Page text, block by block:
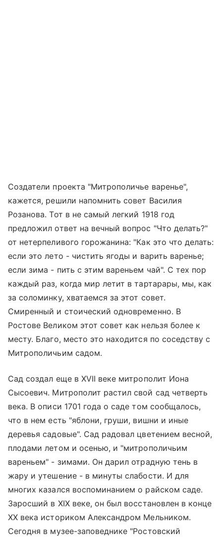
Создатели проекта "Митрополичье варенье",
кажется, решили напомнить совет Василия
Розанова. Тот в не самый легкий 1918 год
предложил ответ на вечный вопрос "Что делать?"
от нетерпеливого горожанина: "Как это что делать:
если это лето - чистить ягоды и варить варенье;
если зима - пить с этим вареньем чай". С тех пор
каждый раз, когда мир летит в тартарары, мы, как
за соломинку, хватаемся за этот совет.
Смиренный и стоический одновременно. В
Ростове Великом этот совет как нельзя более к
месту. Благо, место это находится по соседству с
Митрополичьим садом.
Сад создал еще в XVII веке митрополит Иона
Сысоевич. Митрополит растил свой сад четверть
века. В описи 1701 года о саде том сообщалось,
что в нем есть "яблони, груши, вишни и иные
деревья садовые". Сад радовал цветением весной,
плодами летом и осенью, и "митрополичьим
вареньем" - зимами. Он дарил отрадную тень в
жару и утешение - в минуты слабости. И для
многих казался воспоминанием о райском саде.
Заросший в XIX веке, он был восстановлен в конце
ХХ века историком Александром Мельником.
Сегодня в музее-заповеднике "Ростовский